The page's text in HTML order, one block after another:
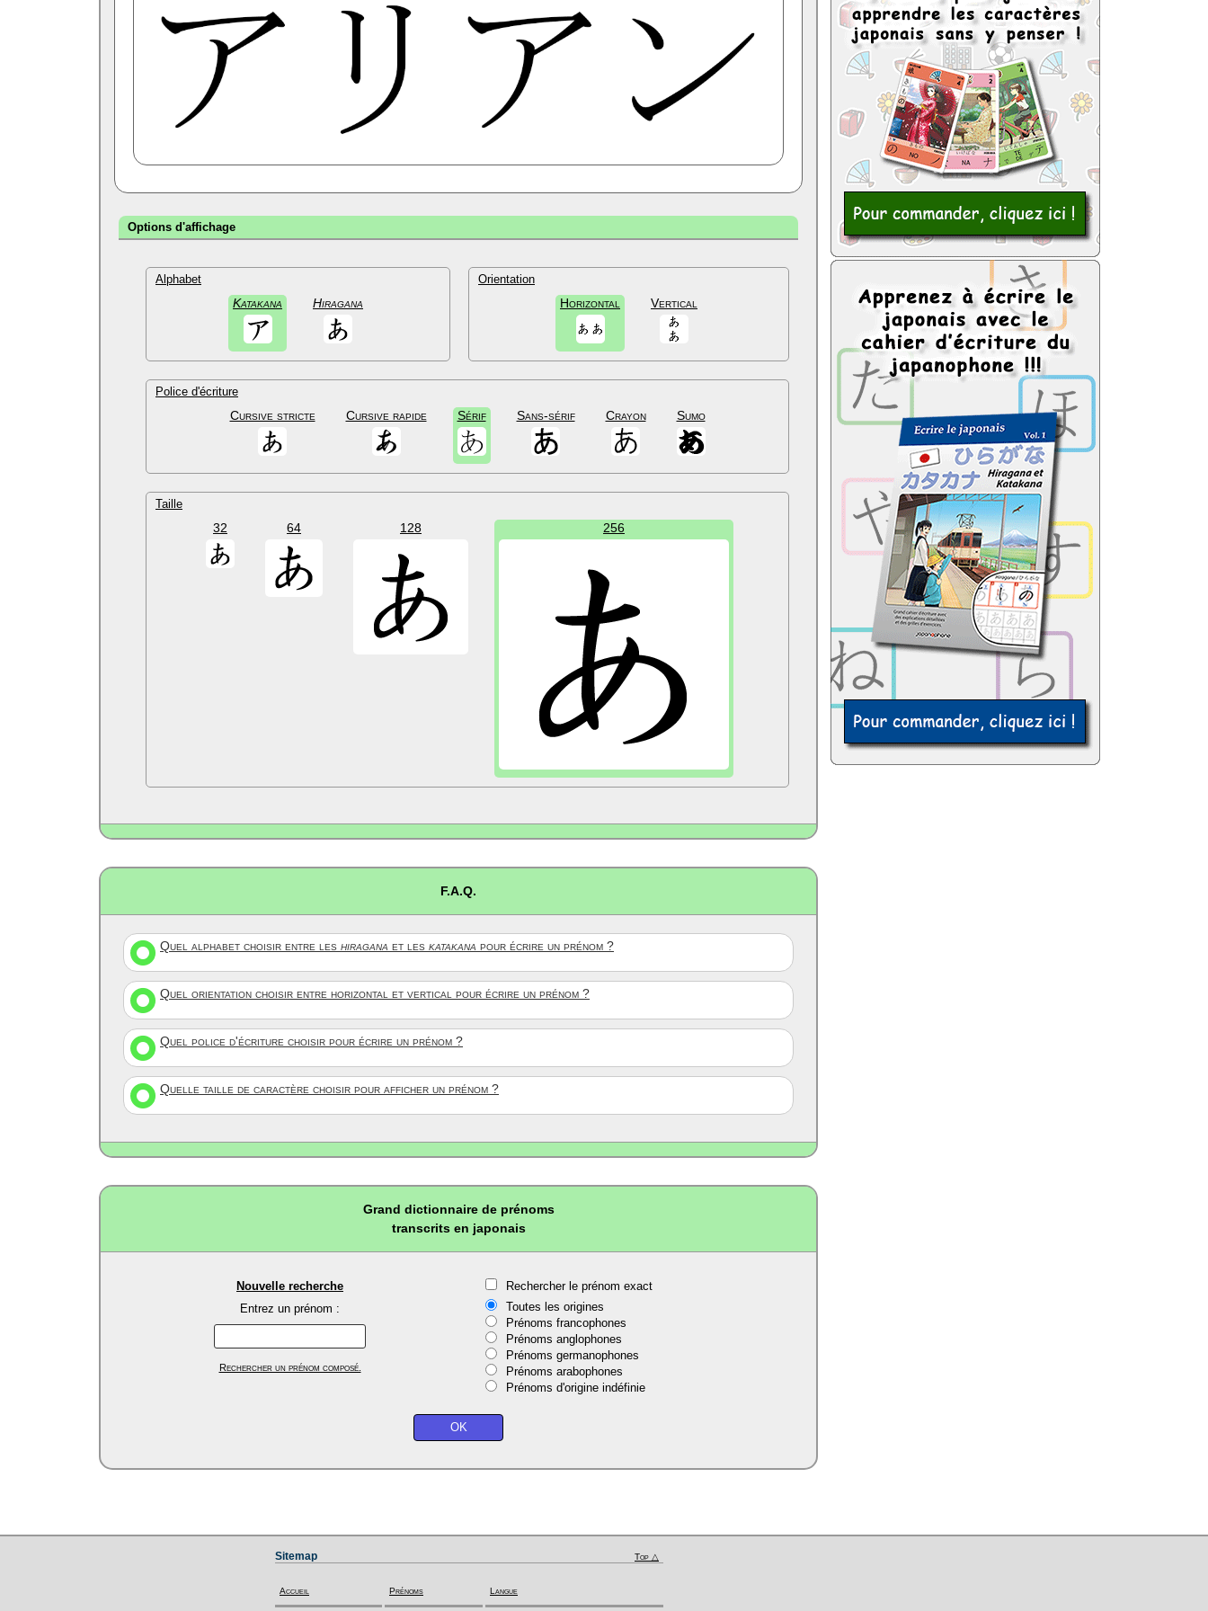
Options d'affichage
Alphabet
Katakana Hiragana
Orientation
Horizontal Vertical
Police d'écriture
Cursive stricte Cursive rapide Sérif Sans-sérif Crayon Sumo
Taille
32 64 128 256
F.A.Q.
Quel alphabet choisir entre les hiragana et les katakana pour écrire un prénom ?
Quel orientation choisir entre horizontal et vertical pour écrire un prénom ?
Quel police d'écriture choisir pour écrire un prénom ?
Quelle taille de caractère choisir pour afficher un prénom ?
Grand dictionnaire de prénoms
transcrits en japonais
Nouvelle recherche
Entrez un prénom :
Rechercher un prénom composé.
Rechercher le prénom exact
Toutes les origines
Prénoms francophones
Prénoms anglophones
Prénoms germanophones
Prénoms arabophones
Prénoms d'origine indéfinie
Sitemap Top △
Accueil Prénoms Langue